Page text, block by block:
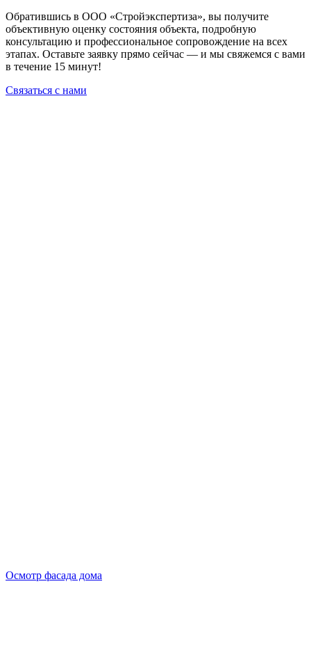
Обратившись в ООО «Стройэкспертиза», вы получите
объективную оценку состояния объекта, подробную
консультацию и профессиональное сопровождение на всех
этапах. Оставьте заявку прямо сейчас — и мы свяжемся с вами
в течение 15 минут!
Связаться с нами
Осмотр фасада дома